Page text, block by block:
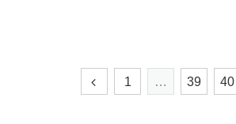
1 … 39 40